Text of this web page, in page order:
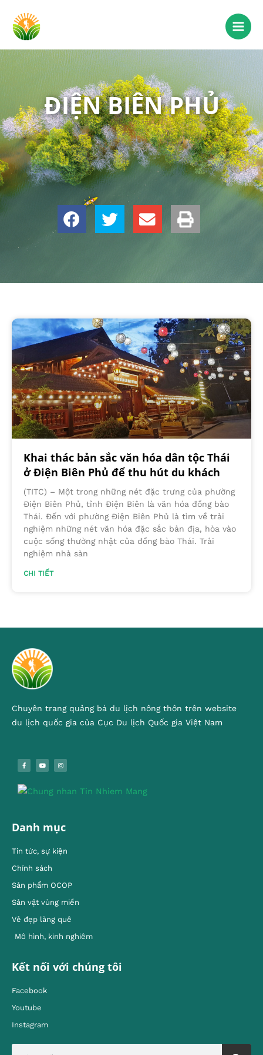
ĐIỆN BIÊN PHỦ
Khai thác bản sắc văn hóa dân tộc Thái
ở Điện Biên Phủ để thu hút du khách
(TITC) – Một trong những nét đặc trưng của phường
Điện Biên Phủ, tỉnh Điện Biên là văn hóa đồng bào
Thái. Đến với phường Điện Biên Phủ là tìm về trải
nghiệm những nét văn hóa đặc sắc bản địa, hòa vào
cuộc sống thường nhật của đồng bào Thái. Trải
nghiệm nhà sàn
CHI TIẾT
Chuyên trang quảng bá du lịch nông thôn trên website
du lịch quốc gia của Cục Du lịch Quốc gia Việt Nam
Danh mục
Tin tức, sự kiện
Chính sách
Sản phẩm OCOP
Sản vật vùng miền
Vẻ đẹp làng quê
Mô hình, kinh nghiêm
Kết nối với chúng tôi
Facebook
Youtube
Instagram